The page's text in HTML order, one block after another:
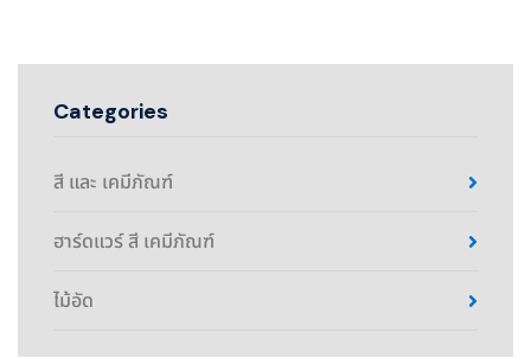
Categories
สี และ เคมีภัณฑ์
ฮาร์ดแวร์ สี เคมีภัณฑ์
ไม้อัด